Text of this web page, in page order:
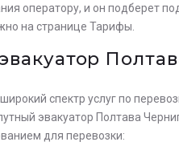
оператору, и он подберет
на странице Тарифы.
спектр услуг по
эвакуатор Полтава
для перевозки:
на просчет